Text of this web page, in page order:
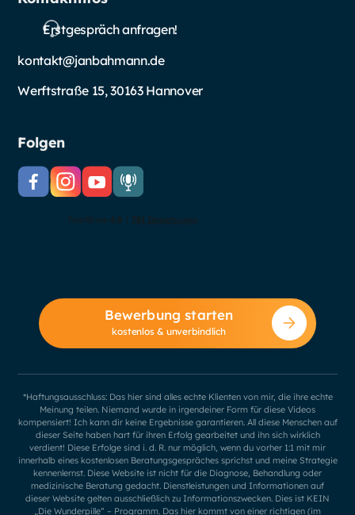
Erstgespräch anfragen!
kontakt@janbahmann.de
Werftstraße 15, 30163 Hannover
Bewerbung starten
kostenlos & unverbindlich
Folgen
*Haftungsausschluss: Das hier sind alles echte Klienten von mir, die ihre echte
Meinung teilen. Niemand wurde in irgendeiner Form für diese Videos
kompensiert! Ich kann dir keine Ergebnisse garantieren. All diese Menschen auf
dieser Seite haben hart für ihren Erfolg gearbeitet und ihn sich wirklich
verdient! Diese Erfolge sind i. d. R. nur möglich, wenn du vorher 1:1 mit mir
innerhalb eines kostenlosen Beratungsgespräches sprichst und meine Strategie
kennenlernst. Diese Website ist nicht für die Diagnose, Behandlung oder
medizinische Beratung gedacht. Dienstleistungen und Informationen auf
dieser Website gelten ausschließlich zu Informationszwecken. Dies ist KEIN
„Die Wunderpille“ – Programm. Das hier kommt von einer richtigen (im